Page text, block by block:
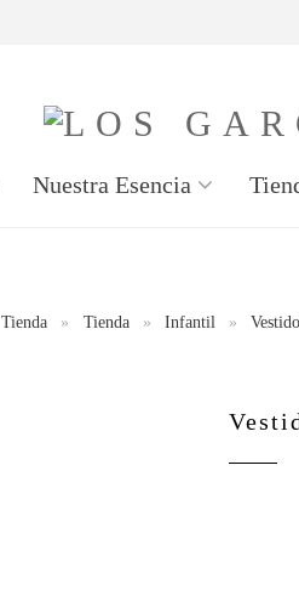
Nuestra Esencia
Tienda » Tienda » Infantil »